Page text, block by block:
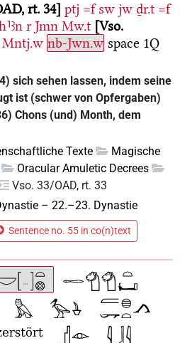
rt. 34 ptj =f sw jw ḏr.t =f
r Jmn Mw.t Vso.
Mntj.w nb-Jwn.w space 1Q
sich sehen lassen, indem seine
ist (schwer von Opfergaben)
Chons (und) Month, dem
Texte
Magische
Oracular Amuletic Decrees
Vso. 33/OAD, rt. 33
– 22.–23. Dynastie
Sentence no. 55 in co(n)text